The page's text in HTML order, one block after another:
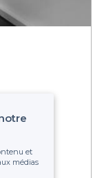
et
médias